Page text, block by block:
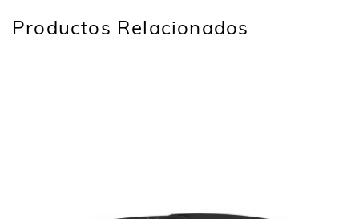
Productos Relacionados